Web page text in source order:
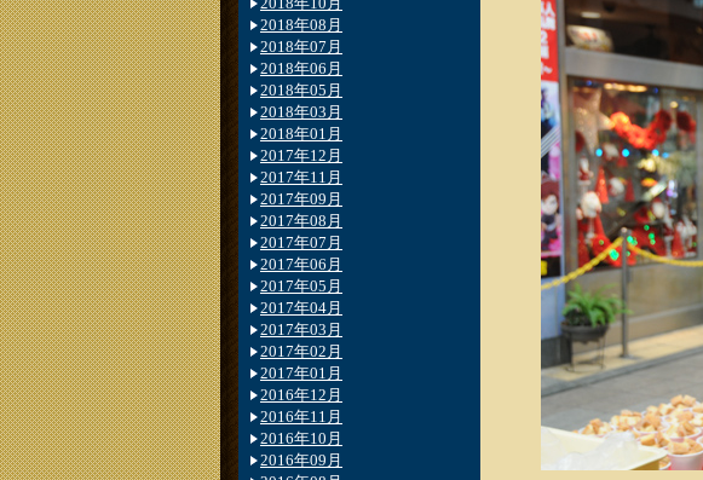
2018年08月
2018年07月
2018年06月
2018年05月
2018年03月
2018年01月
2017年12月
2017年11月
2017年09月
2017年08月
2017年07月
2017年06月
2017年05月
2017年04月
2017年03月
2017年02月
2017年01月
2016年12月
2016年11月
2016年10月
2016年09月